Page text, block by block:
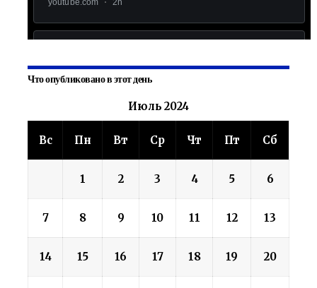
Что опубликовано в этот день
Июль 2024
Вс Пн Вт Ср Чт Пт Сб
1 2 3 4 5 6
7 8 9 10 11 12 13
14 15 16 17 18 19 20